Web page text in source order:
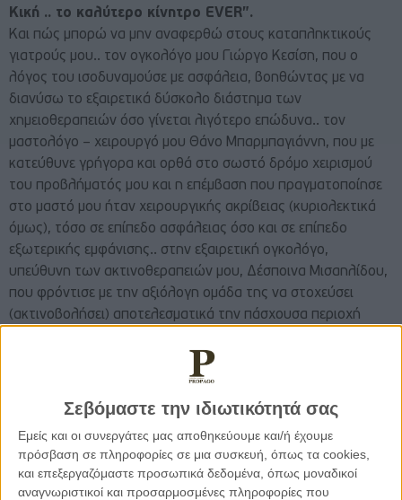
Σεβόμαστε την ιδιωτικότητά σας
Εμείς και οι συνεργάτες μας αποθηκεύουμε και/ή έχουμε
πρόσβαση σε πληροφορίες σε μια συσκευή, όπως τα cookies,
και επεξεργαζόμαστε προσωπικά δεδομένα, όπως μοναδικοί
αναγνωριστικοί και προσαρμοσμένες πληροφορίες που
Κική .. το καλύτερο κίνητρο EVER”.
Και πώς μπορώ να μην αναφερθώ στους καταπληκτικούς
γιατρούς μου.. τον ογκολόγο μου Γιώργο Κεσίση, που ο
λόγος του ισοδυναμούσε με ασφάλεια, βοηθώντας με να
διανύσω το εξαιρετικά δύσκολο διάστημα των
χημειοθεραπειών όσο γίνεται λιγότερο επώδυνα.. τον
μαστολόγο – χειρουργό μου Θάνο Μπαρμπαγιάννη, που με
κατεύθυνε γρήγορα και ορθά στο σωστό δρόμο χειρισμού
του προβλήματός μου και η επέμβαση που πραγματοποίησε
στο μαστό μου ήταν χειρουργικής ακρίβειας (κυριολεκτικά
όμως), τόσο σε επίπεδο ασφάλειας όσο και σε επίπεδο
εξωτερικής εμφάνισης.. στην εξαιρετική ογκολόγο,
υπεύθυνη των ακτινοθεραπειών μου, Δέσποινα Μισαηλίδου,
που φρόντισε με την αξιόλογη ομάδα της να στοχεύσει
(ακτινοβολήσει) αποτελεσματικά την πάσχουσα περιοχή
κλινική του Αγίου Λουκά όσο και στο Διαβαλκανικό Κέντρο
Θεσσαλονίκης που στάθηκαν δίπλα μου με υπομονή κι
αγάπη, υπενθυμίζοντάς μου πως
στο τέλος θα νικήσω
Άρχισα, λοιπόν, να βγαίνω σιγά σιγά (θέλει χρόνο το σώμα κι
η ψυχή ώστε να επανέλθουν) από τα συντρίμμια .. μαθαίνω
να αγκαλιάζω τον εαυτό μου περισσότερο, παίρνω με το